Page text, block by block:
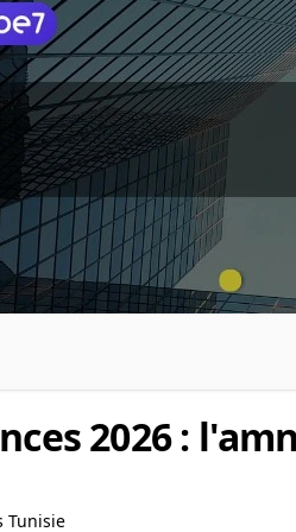
2026 :
Tunisie